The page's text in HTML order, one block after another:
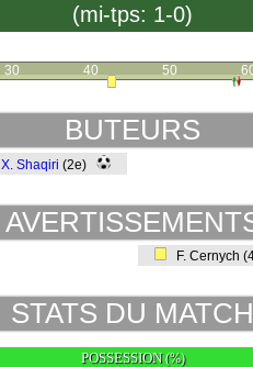
(mi-tps: 1-0)
30 40 50
BUTEURS
X. Shaqiri (2e)
F. Cernych
STATS DU MATCH
POSSESSION(%)